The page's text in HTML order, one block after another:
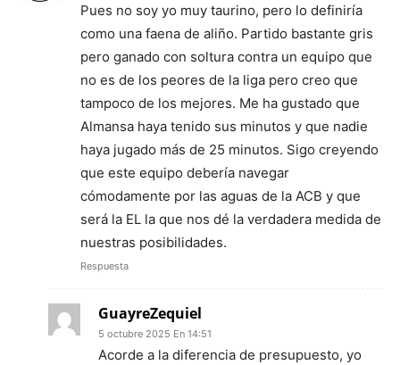
Pues no soy yo muy taurino, pero lo definiría
como una faena de aliño. Partido bastante gris
pero ganado con soltura contra un equipo que
no es de los peores de la liga pero creo que
tampoco de los mejores. Me ha gustado que
Almansa haya tenido sus minutos y que nadie
haya jugado más de 25 minutos. Sigo creyendo
que este equipo debería navegar
cómodamente por las aguas de la ACB y que
será la EL la que nos dé la verdadera medida de
nuestras posibilidades.
Respuesta
GuayreZequiel
5 octubre 2025 En 14:51
Acorde a la diferencia de presupuesto, yo